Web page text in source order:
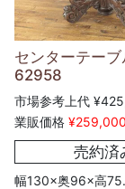
センターテー
62958
市場参考上代 ¥
業販価格 ¥259,000
売約済
幅130×奥96×高